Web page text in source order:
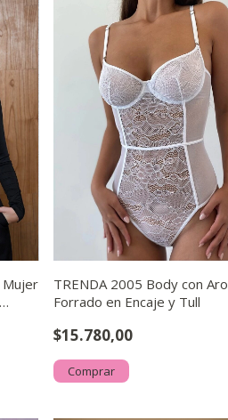
Mujer
TRENDA 2005 Body con Aro
Forrado en Encaje y Tull
$15.780,00
Comprar